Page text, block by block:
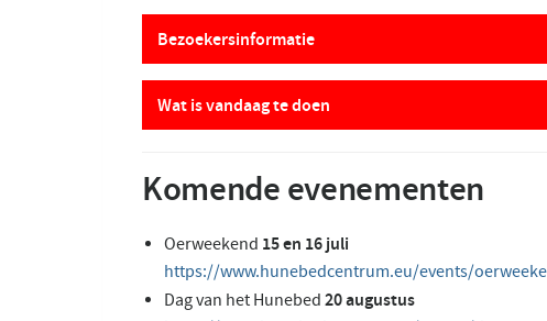
Bezoekersinformatie
Wat is vandaag te doen
Komende evenementen
Oerweekend 15 en 16 juli
https://www.hunebedcentrum.eu/events/
Dag van het Hunebed 20 augustus